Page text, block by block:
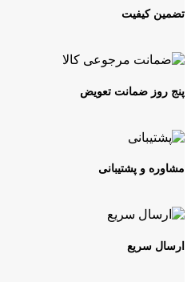
تضمین کیفیت
پنج روز ضمانت تعویض
مشاوره و پشتیبانی
ارسال سریع